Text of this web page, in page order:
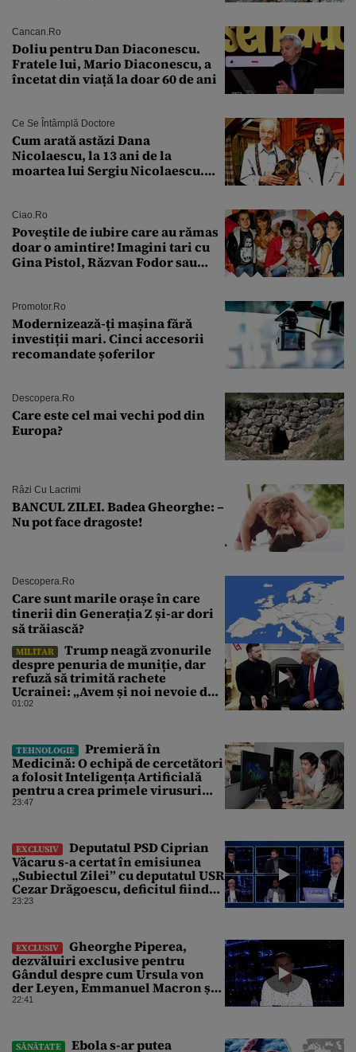
Cancan.ro
Doliu pentru Dan Diaconescu.
Fratele lui, Mario Diaconescu, a
încetat din viață la doar 60 de ani
Ce Se Întâmplă Doctore
Cum arată astăzi Dana
Nicolaescu, la 13 ani de la
moartea lui Sergiu Nicolaescu.
Ciao.ro
Poveştile de iubire care au rămas
doar o amintire! Imagini tari cu
Gina Pistol, Răzvan Fodor sau
Promotor.ro
Modernizează-ți mașina fără
investiții mari. Cinci accesorii
recomandate șoferilor
Descopera.ro
Care este cel mai vechi pod din
Europa?
Râzi Cu Lacrimi
BANCUL ZILEI. Badea Gheorghe: –
Nu pot face dragoste!
Descopera.ro
Care sunt marile orașe în care
tinerii din Generația Z și-ar dori
să trăiască?
MILITAR
Trump neagă zvonurile
despre penuria de muniție, dar
refuză să trimită rachete
Ucrainei: „Avem și noi nevoie de
rachete”
01:02
TEHNOLOGIE
Premieră în
Medicină: O echipă de cercetători
a folosit Inteligența Artificială
pentru a crea primele virusuri
sintetice la tratarea de E.coli
23:47
EXCLUSIV
Deputatul PSD Ciprian
Văcaru s-a certat în emisiunea
„Subiectul Zilei” cu deputatul USR
Cezar Drăgoescu, deficitul fiind
motivul scandalului
23:23
EXCLUSIV
Gheorghe Piperea,
dezvăluiri exclusive pentru
Gândul despre cum Ursula von
der Leyen, Emmanuel Macron și
Zelenski plănuiesc pe Signal să îl
22:41
SĂNĂTATE
Ebola s-ar putea